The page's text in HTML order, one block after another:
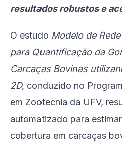
resultados robustos e
O estudo Modelo de
para Quantificação da
Carcaças Bovinas
2D, conduzido no
em Zootecnia da UFV,
automatizado para
cobertura em carcaças